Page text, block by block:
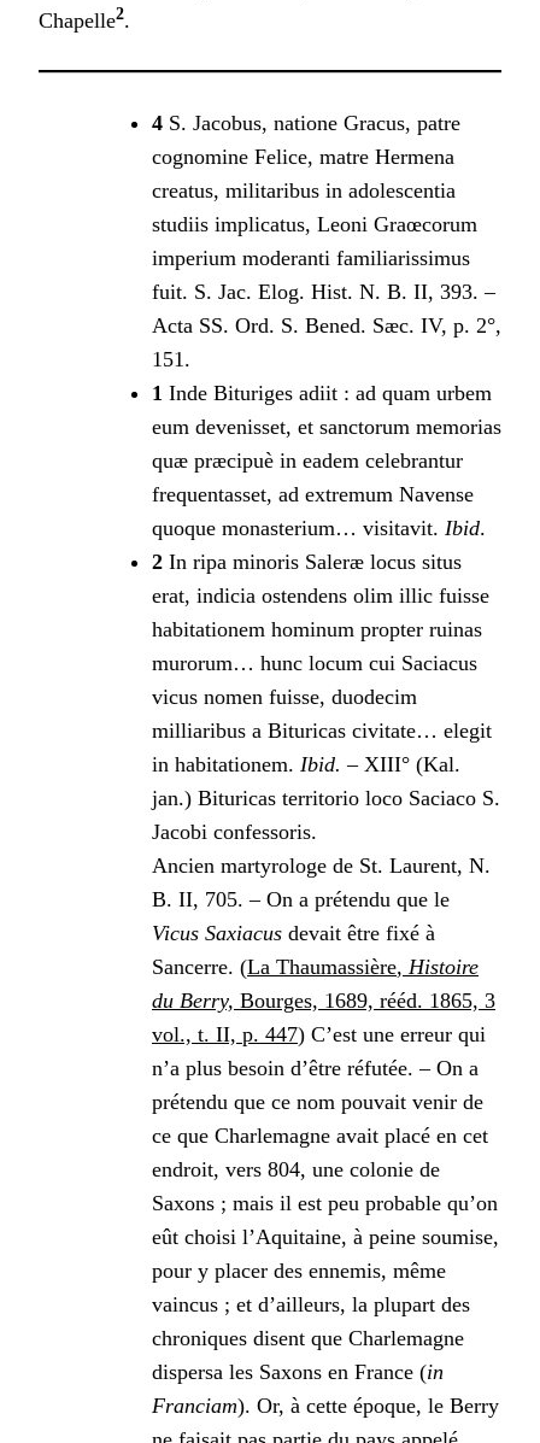
Chapelle2.
4 S. Jacobus, natione Gracus, patre
cognomine Felice, matre Hermena
creatus, militaribus in adolescentia
studiis implicatus, Leoni Graœcorum
imperium moderanti familiarissimus
fuit. S. Jac. Elog. Hist. N. B. II, 393. –
Acta SS. Ord. S. Bened. Sæc. IV, p. 2°,
151.
1 Inde Bituriges adiit : ad quam urbem
eum devenisset, et sanctorum memorias
quæ præcipuè in eadem celebrantur
frequentasset, ad extremum Navense
quoque monasterium… visitavit. Ibid.
2 In ripa minoris Saleræ locus situs
erat, indicia ostendens olim illic fuisse
habitationem hominum propter ruinas
murorum… hunc locum cui Saciacus
vicus nomen fuisse, duodecim
milliaribus a Bituricas civitate… elegit
in habitationem. Ibid. – XIII° (Kal.
jan.) Bituricas territorio loco Saciaco S.
Jacobi confessoris.
Ancien martyrologe de St. Laurent, N.
B. II, 705. – On a prétendu que le
Vicus Saxiacus devait être fixé à
Sancerre. (La Thaumassière, Histoire
du Berry, Bourges, 1689, rééd. 1865, 3
vol., t. II, p. 447) C’est une erreur qui
n’a plus besoin d’être réfutée. – On a
prétendu que ce nom pouvait venir de
ce que Charlemagne avait placé en cet
endroit, vers 804, une colonie de
Saxons ; mais il est peu probable qu’on
eût choisi l’Aquitaine, à peine soumise,
pour y placer des ennemis, même
vaincus ; et d’ailleurs, la plupart des
chroniques disent que Charlemagne
dispersa les Saxons en France (in
Franciam). Or, à cette époque, le Berry